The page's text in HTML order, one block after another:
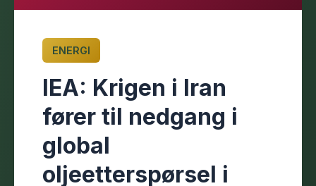
ENERGI
IEA: Krigen i Iran
fører til nedgang i
global
oljeetterspørsel i